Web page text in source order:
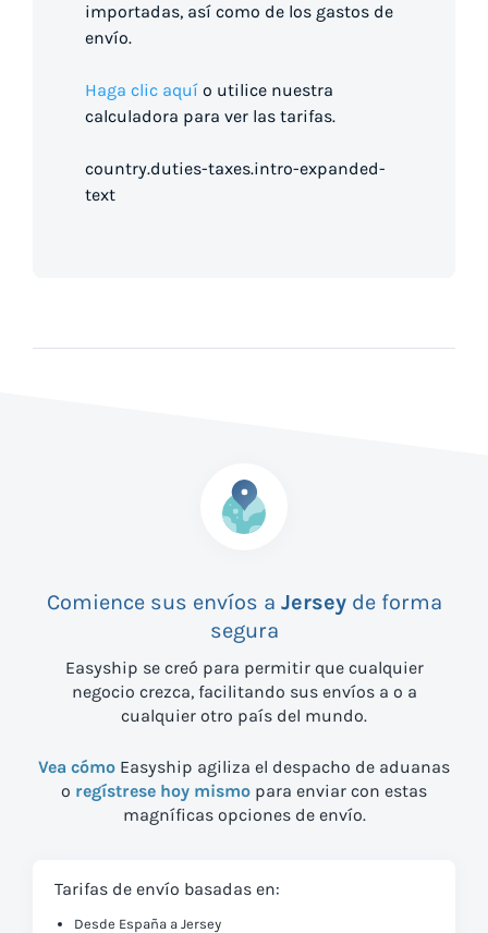
importadas, así como de los gastos de
envío.
Haga clic aquí o utilice nuestra
calculadora para ver las tarifas.
country.duties-taxes.intro-expanded-
text
Comience sus envíos a Jerseyde forma
segura
Easyship se creó para permitir que cualquier
negocio crezca, facilitando sus envíos a o a
cualquier otro país del mundo.
Vea cómo Easyship agiliza el despacho de aduanas
o regístrese hoy mismo para enviar con estas
magníficas opciones de envío.
Tarifas de envío basadas en:
Desde España a Jersey